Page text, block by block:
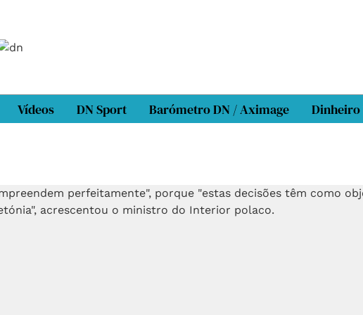
Vídeos DN Sport Barómetro DN / Aximage Dinheiro